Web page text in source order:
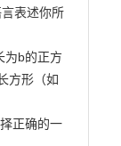
表述你所
为b的正方
方形（如
正确的一